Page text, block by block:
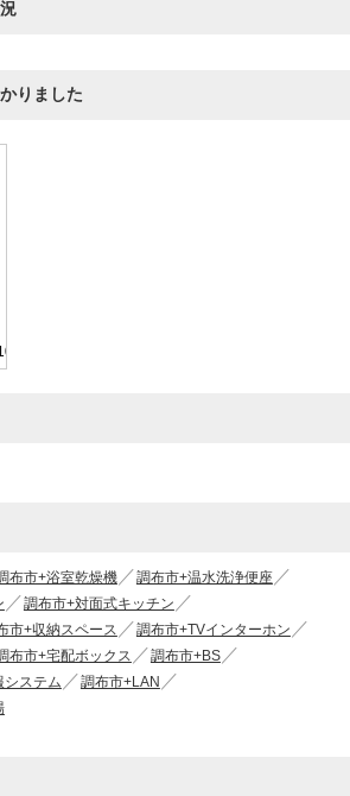
りました
分 停歩5分
布市+浴室乾燥機
調布市+温水洗浄便座
調布市+対面式キッチン
市+収納スペース
調布市+TVインターホン
布市+宅配ボックス
調布市+BS
システム
調布市+LAN